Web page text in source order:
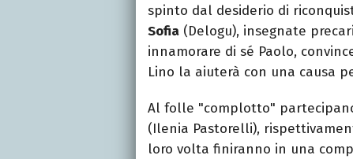
spinto dal desiderio di
Sofia (Delogu), insegnate
innamorare di sé Paolo,
Lino la aiuterà con una causa
Al folle "complotto"
(Ilenia Pastorelli),
loro volta finiranno in una